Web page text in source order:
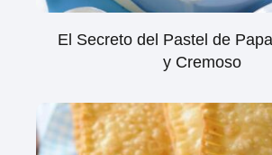
El Secreto del Pastel de
y Cremoso